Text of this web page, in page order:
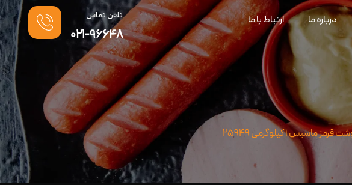
درباره ما ارتباط با ما تلفن تماس
021-96648